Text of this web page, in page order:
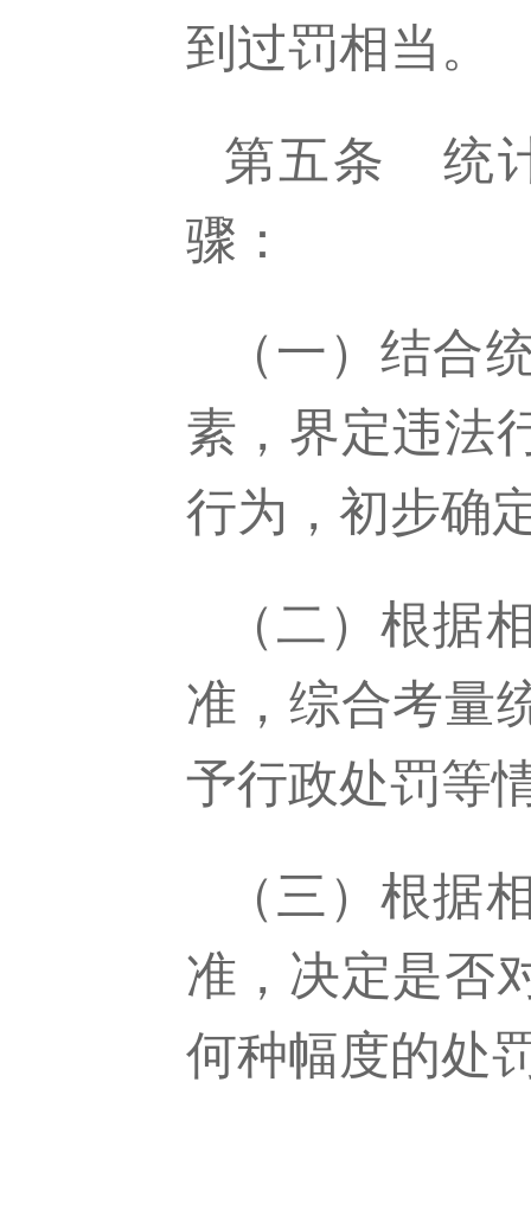
到过罚相当。
第五条
统
骤：
（一）结合
素，界定违法
行为， 初步确
（二）根据
准，综合考量
予行政处罚等
（三）根据
准，决定是否
何种幅度的处